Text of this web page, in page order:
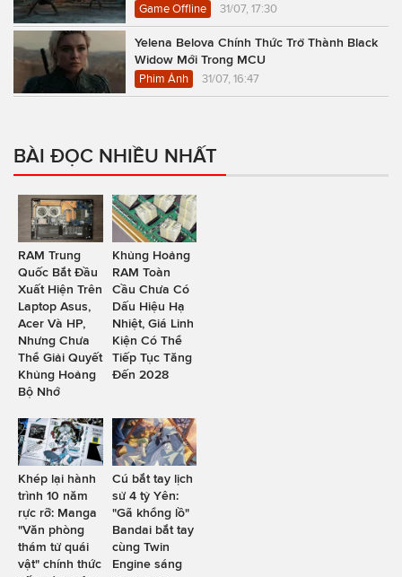
Game Offline 31/07, 17:30
Yelena Belova Chính Thức Trở Thành Black
Widow Mới Trong MCU
Phim Ảnh 31/07, 16:47
BÀI ĐỌC NHIỀU NHẤT
RAM Trung
Quốc Bắt Đầu
Xuất Hiện Trên
Laptop Asus,
Acer Và HP,
Nhưng Chưa
Thể Giải Quyết
Khủng Hoảng
Bộ Nhớ
Khủng Hoảng
RAM Toàn
Cầu Chưa Có
Dấu Hiệu Hạ
Nhiệt, Giá Linh
Kiện Có Thể
Tiếp Tục Tăng
Đến 2028
Khép lại hành
trình 10 năm
rực rỡ: Manga
"Văn phòng
thám tử quái
vật" chính thức
Cú bắt tay lịch
sử 4 tỷ Yên:
"Gã khổng lồ"
Bandai bắt tay
cùng Twin
Engine sáng